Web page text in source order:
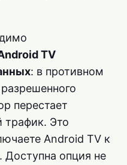
TV
: в противном
перестает
трафик. Это
Android TV к
Доступна опция не